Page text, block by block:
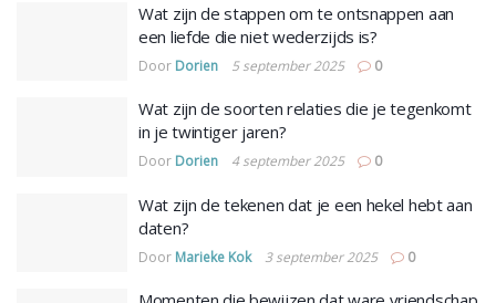
Wat zijn de stappen om te ontsnappen aan
een liefde die niet wederzijds is?
Door Dorien 5 september 2025 0
Wat zijn de soorten relaties die je tegenkomt
in je twintiger jaren?
Door Dorien 4 september 2025 0
Wat zijn de tekenen dat je een hekel hebt aan
daten?
Door Marieke Kok 3 september 2025 0